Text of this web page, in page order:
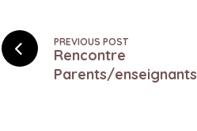
PREVIOUS POST
Rencontre
Parents/enseignants